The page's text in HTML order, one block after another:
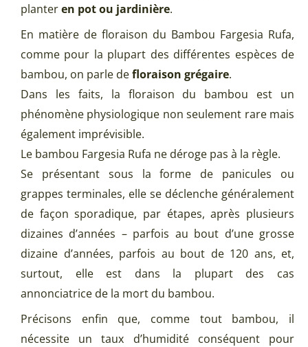
planteren pot ou jardinière.
En matière de floraison du Bambou Fargesia Rufa,
comme pour la plupart des différentes espèces de
bambou, on parle defloraison grégaire.
Dans les faits, la floraison du bambou est un
phénomène physiologique non seulement rare mais
également imprévisible.
Le bambou Fargesia Rufa ne déroge pas à la règle.
Se présentant sous la forme de panicules ou
grappes terminales, elle se déclenche généralement
de façon sporadique, par étapes, après plusieurs
dizaines d’années – parfois au bout d’une grosse
dizaine d’années, parfois au bout de 120 ans, et,
surtout, elle est dans la plupart des cas
annonciatrice de la mort du bambou.
Précisons enfin que, comme tout bambou, il
nécessite un taux d’humidité conséquent pour